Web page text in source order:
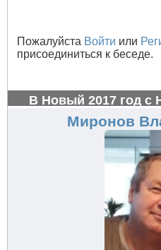
Пожалуйста Войти или
присоединиться к беседе.
В Новый 2017 год
Миронов